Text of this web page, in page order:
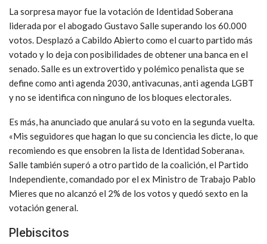
La sorpresa mayor fue la votación de Identidad Soberana
liderada por el abogado Gustavo Salle superando los 60.000
votos. Desplazó a Cabildo Abierto como el cuarto partido más
votado y lo deja con posibilidades de obtener una banca en el
senado. Salle es un extrovertido y polémico penalista que se
define como anti agenda 2030, antivacunas, anti agenda LGBT
y no se identifica con ninguno de los bloques electorales.
Es más, ha anunciado que anulará su voto en la segunda vuelta.
«Mis seguidores que hagan lo que su conciencia les dicte, lo que
recomiendo es que ensobren la lista de Identidad Soberana».
Salle también superó a otro partido de la coalición, el Partido
Independiente, comandado por el ex Ministro de Trabajo Pablo
Mieres que no alcanzó el 2% de los votos y quedó sexto en la
votación general.
Plebiscitos